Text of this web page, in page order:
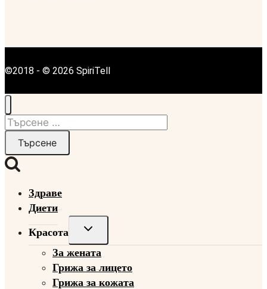
©2018 - © 2026 SpiriTell
Търсене
Здраве
Диети
Красота
Toggle
menu
За жената
Грижа за лицето
Грижа за кожата